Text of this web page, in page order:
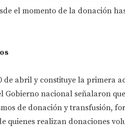
el momento de la donación
de abril y constituye la primera
Gobierno nacional señalaron
de donación y transfusión,
quienes realizan donaciones